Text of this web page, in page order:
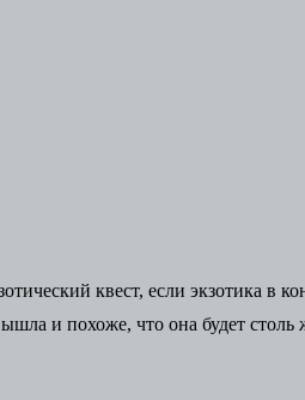
квест, если экзотика в
и похоже, что она будет